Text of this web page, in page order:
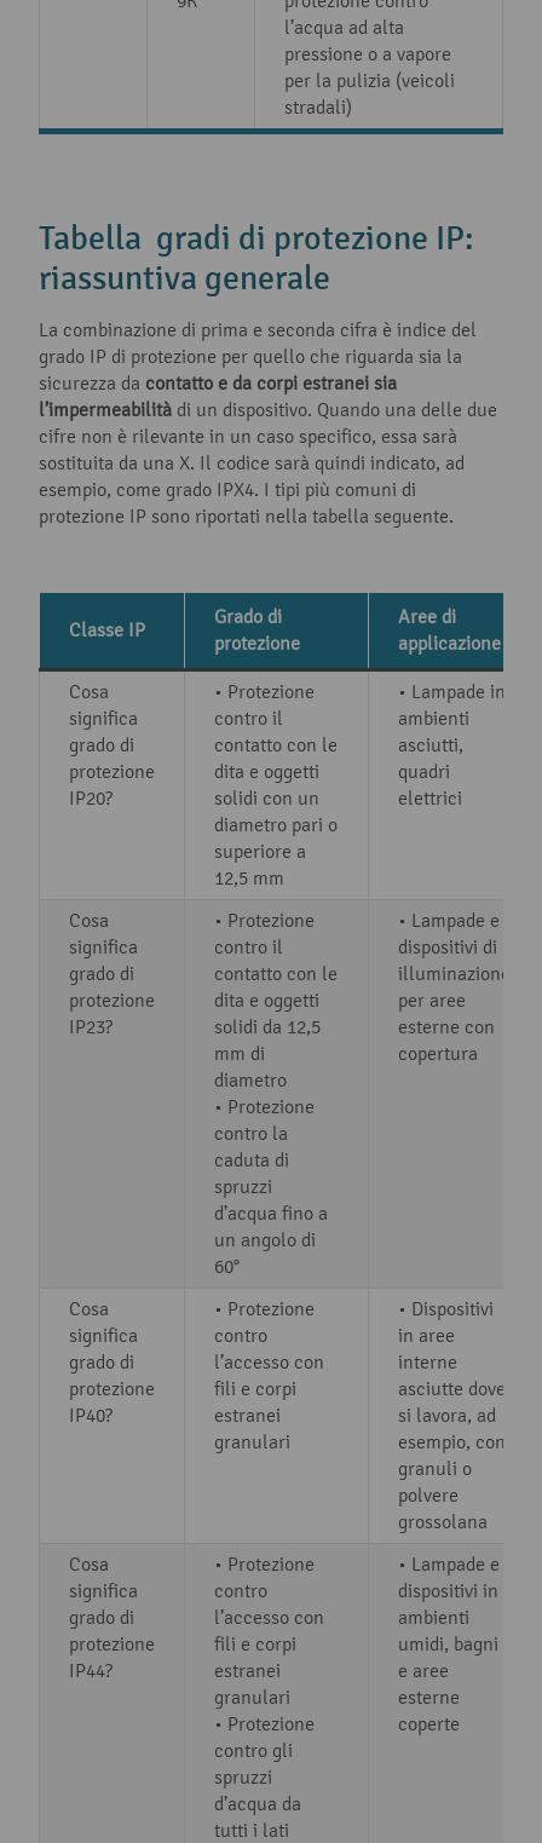
l’acqua ad alta
pressione o a vapore
per la pulizia (veicoli
stradali)
Tabella gradi di protezione IP:
riassuntiva generale
La combinazione di prima e seconda cifra è indice del
grado IP di protezione per quello che riguarda sia la
sicurezza da contatto e da corpi estranei sia
l’impermeabilità di un dispositivo. Quando una delle due
cifre non è rilevante in un caso specifico, essa sarà
sostituita da una X. Il codice sarà quindi indicato, ad
esempio, come grado IPX4. I tipi più comuni di
protezione IP sono riportati nella tabella seguente.
Classe IP
Grado di
protezione
Aree di
applicazione
Cosa
significa
grado di
protezione
IP20?
• Protezione
contro il
contatto con le
dita e oggetti
solidi con un
diametro pari o
superiore a
12,5 mm
• Lampade in
ambienti
asciutti,
quadri
elettrici
Cosa
significa
grado di
protezione
IP23?
• Protezione
contro il
contatto con le
dita e oggetti
solidi da 12,5
mm di
diametro
• Protezione
contro la
caduta di
spruzzi
d’acqua fino a
un angolo di
60°
• Lampade e
dispositivi di
illuminazione
per aree
esterne con
copertura
Cosa
significa
grado di
protezione
IP40?
• Protezione
contro
l’accesso con
fili e corpi
estranei
granulari
• Dispositivi
in aree
interne
asciutte dove
si lavora, ad
esempio, con
granuli o
polvere
grossolana
Cosa
significa
grado di
protezione
IP44?
• Protezione
contro
l’accesso con
fili e corpi
estranei
granulari
• Protezione
contro gli
spruzzi
d’acqua da
tutti i lati
• Lampade e
dispositivi in
ambienti
umidi, bagni
e aree
esterne
coperte